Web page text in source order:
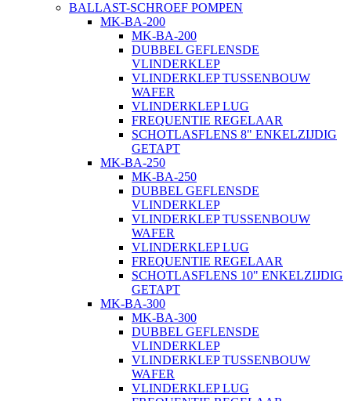
BALLAST-SCHROEF POMPEN
MK-BA-200
MK-BA-200
DUBBEL GEFLENSDE
VLINDERKLEP
VLINDERKLEP TUSSENBOUW
WAFER
VLINDERKLEP LUG
FREQUENTIE REGELAAR
SCHOTLASFLENS 8" ENKELZIJDIG
GETAPT
MK-BA-250
MK-BA-250
DUBBEL GEFLENSDE
VLINDERKLEP
VLINDERKLEP TUSSENBOUW
WAFER
VLINDERKLEP LUG
FREQUENTIE REGELAAR
SCHOTLASFLENS 10" ENKELZIJDIG
GETAPT
MK-BA-300
MK-BA-300
DUBBEL GEFLENSDE
VLINDERKLEP
VLINDERKLEP TUSSENBOUW
WAFER
VLINDERKLEP LUG